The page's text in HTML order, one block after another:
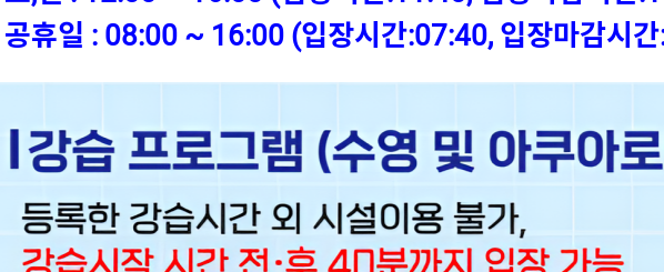
공휴일 : 08:00 ~ 16:00 (입장시간:07:40, 입장마감시